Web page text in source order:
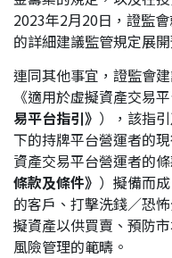
應
2023年2月20日，證監
的詳細建議監管規定展
連同其他事宜，證監會
《適用於虛擬資產交易
易平台指引》 ），該指
下的持牌平台營運者的
資產交易平台營運者的
條款及條件》 ）擬備而
的客戶、打擊洗錢／恐
擬資產以供買賣、預防
風險管理的範疇。